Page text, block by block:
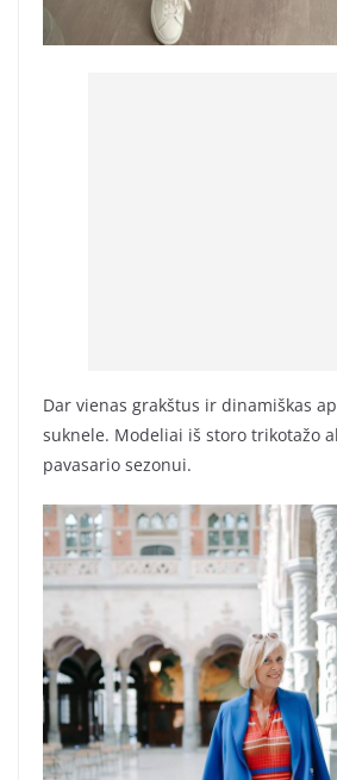
Dar vienas grakštus ir dinamiškas
suknele. Modeliai iš storo trikotažo
pavasario sezonui.